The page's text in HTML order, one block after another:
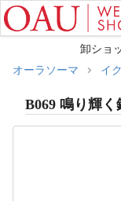
卸ショ
オーラソーマ
イ
B069 鳴り輝